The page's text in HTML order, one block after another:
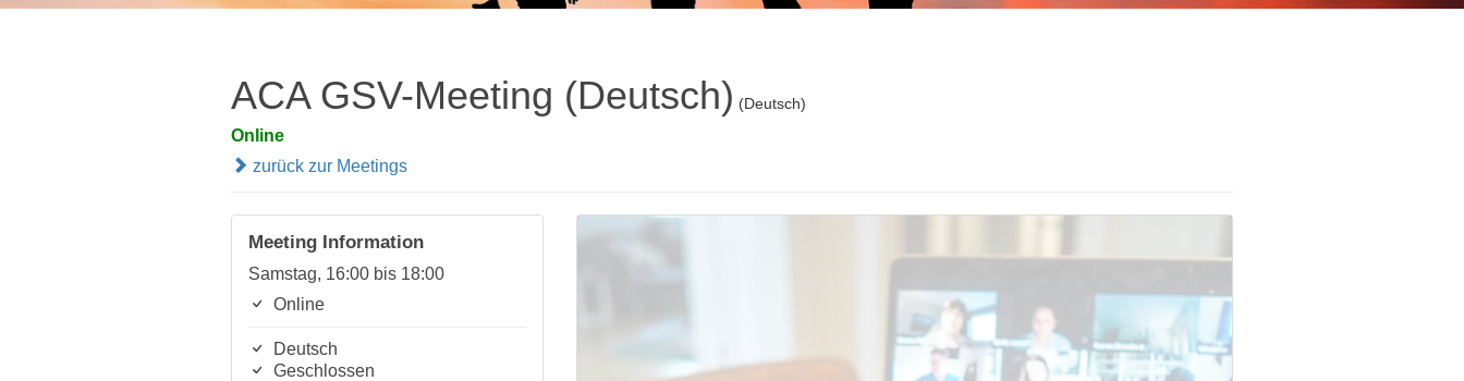
ACA GSV-Meeting (Deutsch) (Deutsch)
Online
zurück zur Meetings
Meeting Information
Samstag, 16:00 bis 18:00
Online
Deutsch
Geschlossen